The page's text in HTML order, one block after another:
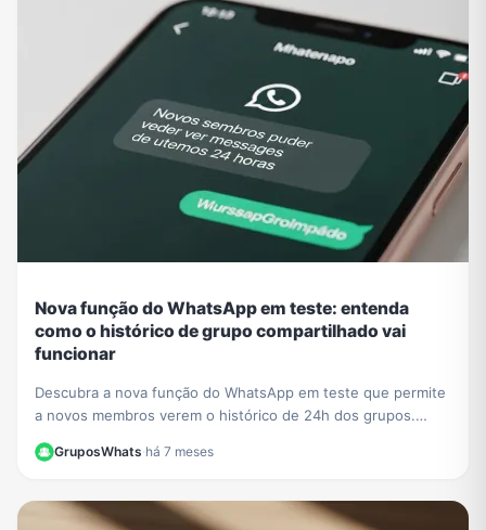
Nova função do WhatsApp em teste: entenda
como o histórico de grupo compartilhado vai
funcionar
Descubra a nova função do WhatsApp em teste que permite
a novos membros verem o histórico de 24h dos grupos.
Saiba o impacto na privacidade e como se preparar.
GruposWhats·há 7 meses